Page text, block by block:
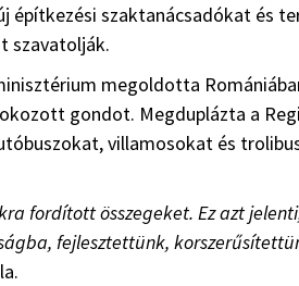
építkezési szaktanácsadókat és
szavatolják.
megoldotta
gondot. Megduplázta a
villamosokat és
fordított összegeket. Ez azt
fejlesztettünk,